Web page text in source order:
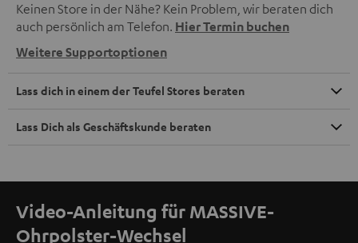
Keinen Store in der Nähe? Kein Problem, wir beraten dich
auch persönlich am Telefon. Hier Termin buchen
Weitere Supportoptionen
Lass dich in einem der Teufel Stores beraten
Lass Dich als Geschäftskunde beraten
Video-Anleitung für MASSIVE-
Ohrpolster-Wechsel